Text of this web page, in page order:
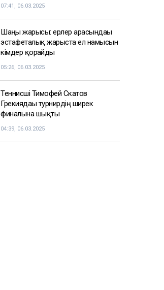
07:41, 06.03.2025
Шаңғы жарысы: ерлер арасындағы
эстафеталық жарыста ел намысын
кімдер қорғайды
05:26, 06.03.2025
Теннисші Тимофей Скатов
Грекиядағы турнирдің ширек
финалына шықты
04:39, 06.03.2025